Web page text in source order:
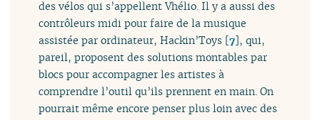
des vélos qui s’appellent Vhélio. Il y a aussi des
contrôleurs midi pour faire de la musique
assistée par ordinateur, Hackin’Toys [7], qui,
pareil, proposent des solutions montables par
blocs pour accompagner les artistes à
comprendre l’outil qu’ils prennent en main. On
pourrait même encore penser plus loin avec des